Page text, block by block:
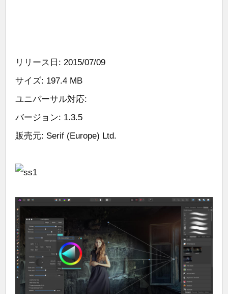
リリース日: 2015/07/09
サイズ: 197.4 MB
ユニバーサル対応:
バージョン: 1.3.5
販売元: Serif (Europe) Ltd.